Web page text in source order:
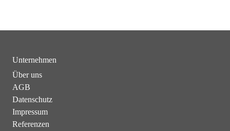
Unternehmen
Über uns
AGB
Datenschutz
Impressum
Referenzen